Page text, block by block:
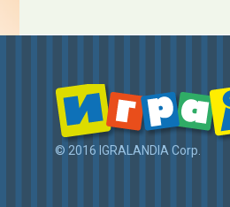
© 2016 IGRALANDIA Corp.